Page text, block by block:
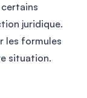
juridique.
les formules
situation.